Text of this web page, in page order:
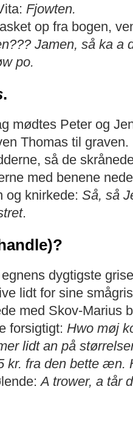
Fjowten.
op fra bogen,
Jamen, så ka a
po.
.
mødtes Peter og
Thomas til graven.
så de
med benene
og knirkede: Så, så
.
dygtigste
lidt for sine
med Skov-Marius
forsigtigt: Hwo møj
lidt an på
kr. fra den bette æn.
A trower, a tår